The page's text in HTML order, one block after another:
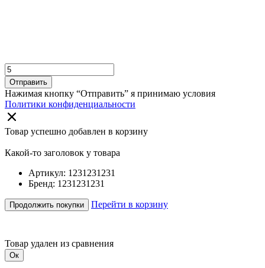
Отправить
Нажимая кнопку “Отправить” я принимаю условия
Политики конфиденциальности
Товар успешно добавлен в корзину
Какой-то заголовок у товара
Артикул: 1231231231
Бренд: 1231231231
Продолжить покупки Перейти в корзину
Товар удален из сравнения
Ок